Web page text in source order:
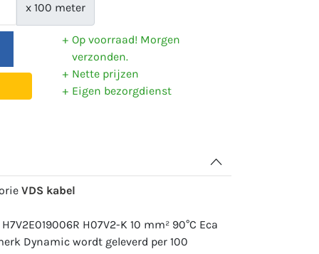
x 100 meter
Op voorraad! Morgen
verzonden.
Nette prijzen
Eigen bezorgdienst
VDS kabel
H07V2-K 10 mm² 90°C Eca
Dynamic wordt geleverd per 100